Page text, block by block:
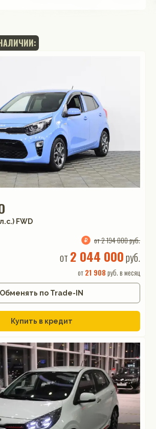
FWD
от 2 194 000 руб.
от 2 044 000руб.
от21 908 руб. в месяц
Обменять по Trade-IN
Купить в кредит